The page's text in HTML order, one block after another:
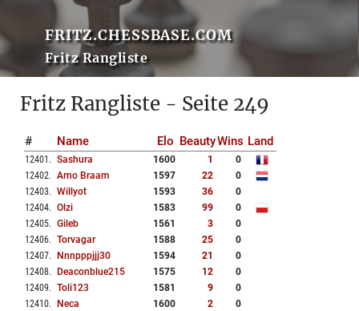
FRITZ.CHESSBASE.COM
Fritz Rangliste
Fritz Rangliste - Seite 249
# Name Elo BeautyWins Land
12401 . Sashura 1600 1
0
12402. Arno Braam 1597 22
0
12403. Willyot 1593 36
0
12404. Olzi 1583 99
0
12405. Gileb 1561 3
0
12406. Torvagar 1588 25
0
12407. Nnnpppjjj30 1594 21
0
12408. Deaconblue215 1575 12
0
12409. Toli123 1581 9
0
12410. Neca 1600 2
0